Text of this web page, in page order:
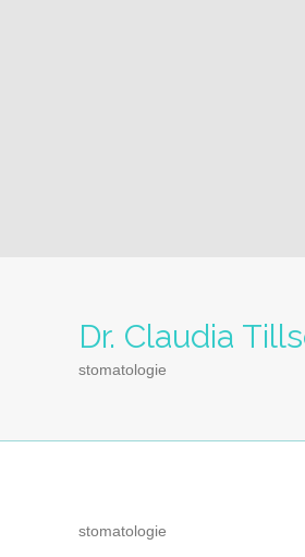
Dr. Claudia
stomatologie
stomatologie